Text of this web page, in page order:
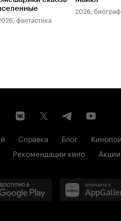
фантастика
2026,
Справка Блог
Рекомендации кино